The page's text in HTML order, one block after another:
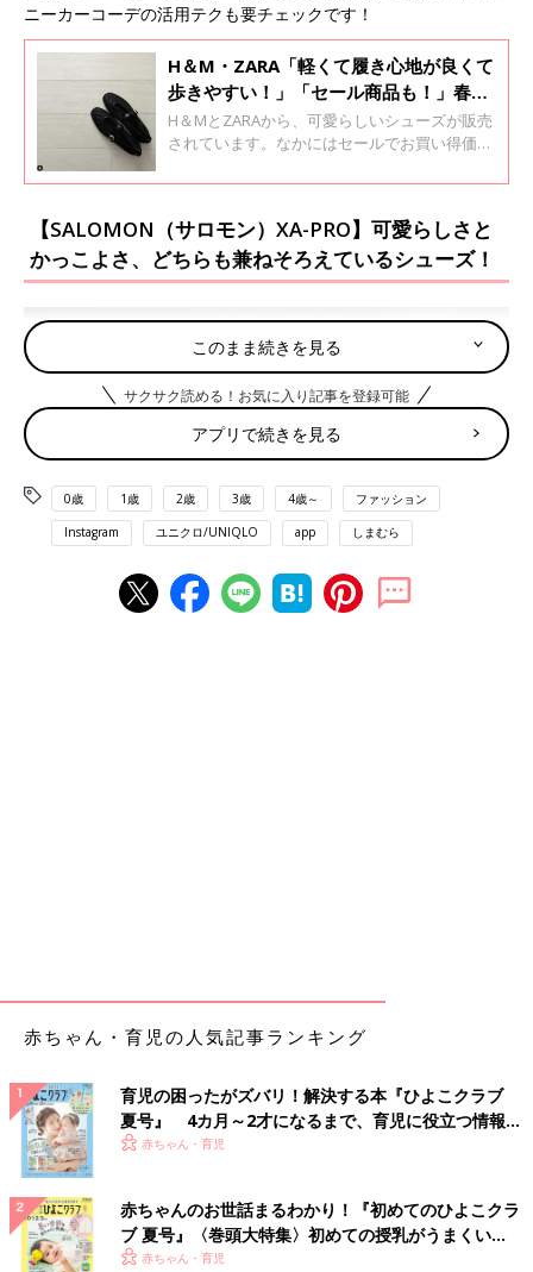
ニーカーコーデの活用テクも要チェックです！
H＆М・ZARA「軽くて履き心地が良くて
歩きやすい！」「セール商品も！」春に
履きたい★激かわシューズ4選
H＆МとZARAから、可愛らしいシューズが販売
されています。なかにはセールでお買い得価格
ニーカーやバレエシューズなど、歩きやすいも
シューズをご紹介します。
【SALOMON（サロモン）XA-PRO】可愛らしさと
かっこよさ、どちらも兼ねそろえているシューズ！
ひなさんは、SALOMON（サロモン）XA-PROのブラックを購
入。コロンとしたフォルムが可愛らしく、重すぎない印象のシュ
ーズです。どんなボトムスとも合わせやすく、ワイドパンツやス
キニー、スカートとも相性バッチリ♪ 黒のかっこいい雰囲気をそ
のまま使用してモノトーンコーデも素敵ですし、春に向けて、淡
い色味のピンクやブルーのソックスを取り入れても◎。
このまま続きを見る
サクサク読める！お気に入り記事を登録可能
アプリで続きを見る
0歳 1歳 2歳 3歳 4歳～ ファッション
Instagram ユニクロ/UNIQLO app しまむら
赤ちゃん・育児の人気記事ランキング
育児の困ったがズバリ！解決する本『ひよこクラブ
夏号』 4カ月～2才になるまで、育児に役立つ情報が
いっぱい！
赤ちゃん・育児
赤ちゃんのお世話まるわかり！『初めてのひよこクラ
ブ 夏号』〈巻頭大特集〉初めての授乳がうまくい
く！ おっぱい・ミルクの基本と夏のトラブル 解決テ
赤ちゃん・育児